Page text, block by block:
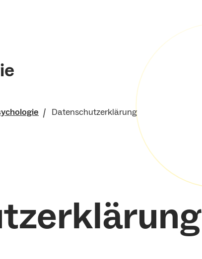
Datenschutzerklärung